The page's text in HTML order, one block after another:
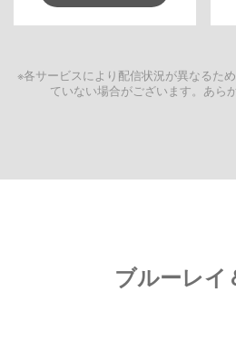
※各サービスにより配信状況が異なるた
ていない場合がございます。あら
ブルーレイ